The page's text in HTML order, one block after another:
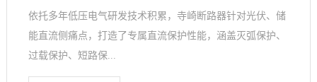
依托多年低压电气研发技术积累，寺崎断路器针对光伏、储
能直流侧痛点，打造了专属直流保护性能，涵盖灭弧保护、
过载保护、短路保...